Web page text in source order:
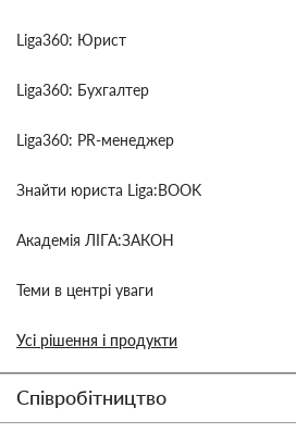
Liga360: Юрист
Liga360: Бухгалтер
Liga360: PR-менеджер
Знайти юриста Liga:BOOK
Академія ЛІГА:ЗАКОН
Теми в центрі уваги
Усі рішення і продукти
Співробітництво